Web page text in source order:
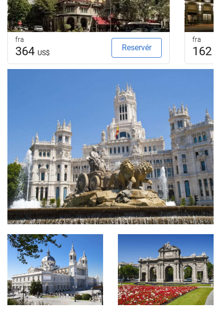
fra
364 US$
Reservér
fra
162